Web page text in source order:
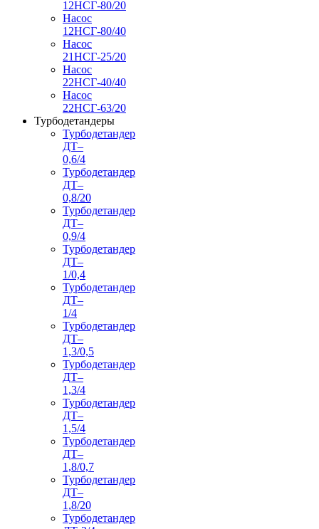
12НСГ-80/20
Насос
12НСГ-80/40
Насос
21НСГ-25/20
Насос
22НСГ-40/40
Насос
22НСГ-63/20
Турбодетандеры
Турбодетандер
ДТ–
0,6/4
Турбодетандер
ДТ–
0,8/20
Турбодетандер
ДТ–
0,9/4
Турбодетандер
ДТ–
1/0,4
Турбодетандер
ДТ–
1/4
Турбодетандер
ДТ–
1,3/0,5
Турбодетандер
ДТ–
1,3/4
Турбодетандер
ДТ–
1,5/4
Турбодетандер
ДТ–
1,8/0,7
Турбодетандер
ДТ–
1,8/20
Турбодетандер